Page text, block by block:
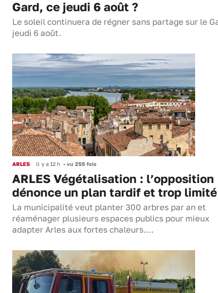
Gard, ce jeudi 6 août ?
Le soleil continuera de régner sans partage sur le
jeudi 6 août.
ARLES Il y a 12 h • vu 255 fois
ARLES Végétalisation : l’opposition
dénonce un plan tardif et trop limité
La municipalité veut planter 300 arbres par an et
réaménager plusieurs espaces publics pour mieux
adapter Arles aux fortes chaleurs.…